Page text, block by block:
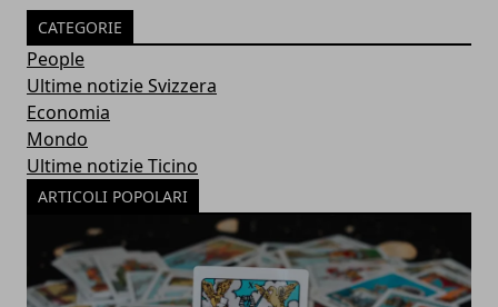
CATEGORIE
People
Ultime notizie Svizzera
Economia
Mondo
Ultime notizie Ticino
ARTICOLI POPOLARI